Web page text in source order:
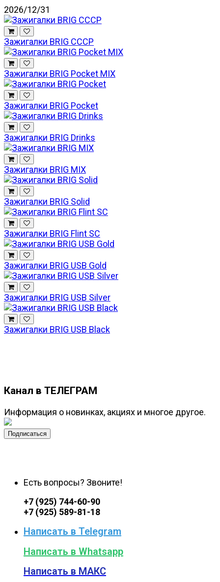
2026/12/31
Зажигалки BRIG СССР
Зажигалки BRIG Pocket MIX
Зажигалки BRIG Pocket
Зажигалки BRIG Drinks
Зажигалки BRIG MIX
Зажигалки BRIG Solid
Зажигалки BRIG Flint SC
Зажигалки BRIG USB Gold
Зажигалки BRIG USB Silver
Зажигалки BRIG USB Black
Канал в ТЕЛЕГРАМ
Информация о новинках, акциях и многое другое.
Подписаться
Есть вопросы? Звоните!
+7 (925) 744-60-90
+7 (925) 589-81-18
Написать в Telegram
Написать в Whatsapp
Написать в МАКС